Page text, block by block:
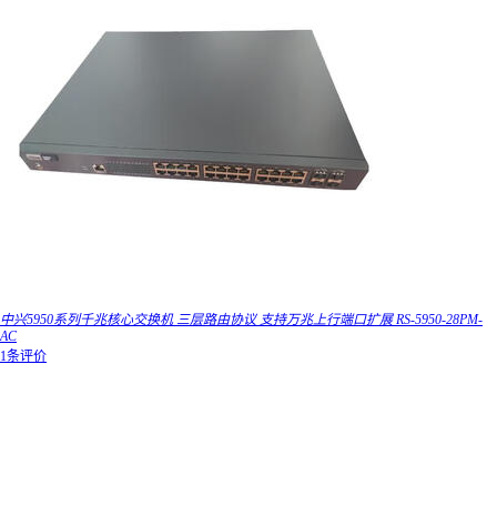
中兴5950系列千兆核心交换机 三层路由协议 支持万兆上行端口扩展 RS-5950-28PM-
AC
1条评价